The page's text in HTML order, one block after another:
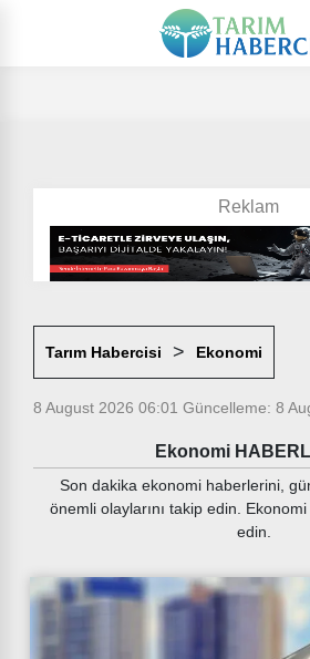
Tarım Habercisi Ekonomi
8 August 2026 06:01 Güncelleme: 8
Ekonomi
Son dakika ekonomi haberlerini,
önemli olaylarını takip edin.
edin.